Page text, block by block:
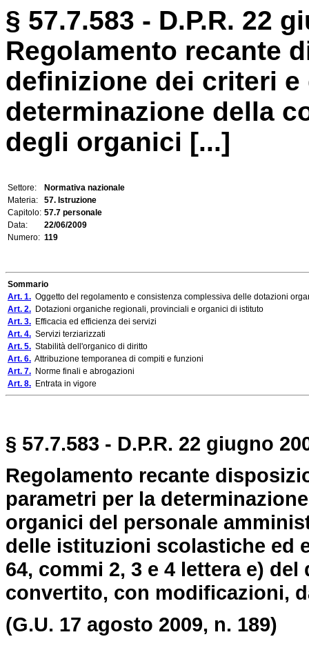
§ 57.7.583 - D.P.R. 22
Regolamento recante
definizione dei criteri
determinazione della
degli organici [...]
Settore:
Normativa nazionale
Materia:
57. Istruzione
Capitolo: 57.7 personale
Data:
22/06/2009
Numero: 119
Sommario
Art. 1. Oggetto del regolamento e consistenza complessiva delle dotazioni
Art. 2. Dotazioni organiche regionali, provinciali e organici di istituto
Art. 3. Efficacia ed efficienza dei servizi
Art. 4. Servizi terziarizzati
Art. 5. Stabilità dell'organico di diritto
Art. 6. Attribuzione temporanea di compiti e funzioni
Art. 7. Norme finali e abrogazioni
Art. 8. Entrata in vigore
§ 57.7.583 - D.P.R. 22 giugno
Regolamento recante
parametri per la
organici del personale
delle istituzioni scolastiche ed
64, commi 2, 3 e 4 lettera e)
convertito, con modificazioni,
(G.U. 17 agosto 2009, n. 189)